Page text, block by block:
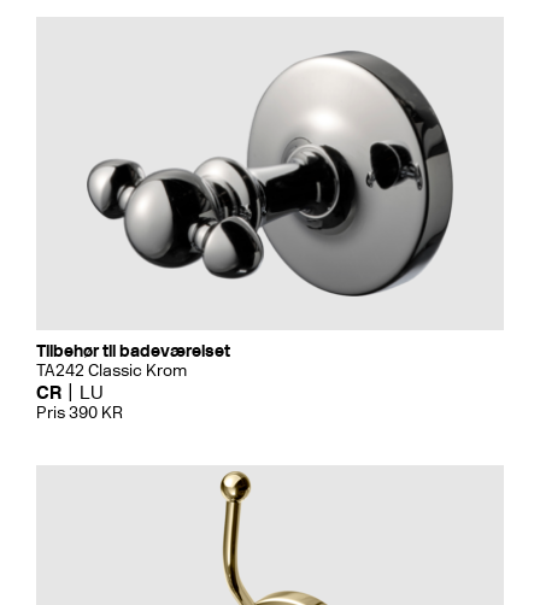
Tilbehør til badeværelset
TA242 Classic Krom
CR LU
Pris 390 KR